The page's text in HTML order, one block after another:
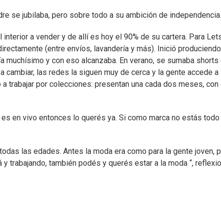
se jubilaba, pero sobre todo a su ambición de independencia.
a vender y de allí es hoy el 90% de su cartera. Para
(entre envíos, lavandería y más). Inició
y con eso alcanzaba. En verano, se sumaba shorts
cambiar, las redes la siguen muy de cerca y la gente accede a
trabajar por colecciones: presentan una cada dos meses, con
en vivo entonces lo querés ya. Si como marca no estás todo
las edades. Antes la moda era como para la gente joven,
trabajando, también podés y querés estar a la moda “,